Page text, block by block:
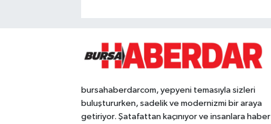
bursahaberdarcom, yepyeni temasıyla sizleri
buluştururken, sadelik ve modernizmi bir araya
getiriyor. Şatafattan kaçınıyor ve insanlara haber